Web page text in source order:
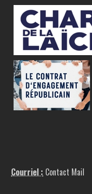
Courriel : Contact Mail